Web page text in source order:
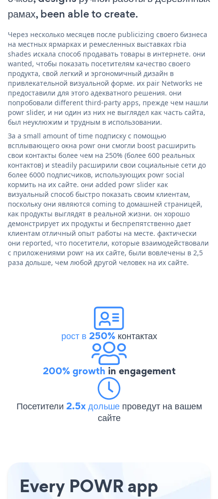
рамах, been able to create.
Через несколько месяцев после publicizing своего бизнеса
на местных ярмарках и ремесленных выставках rbia
shades искала способ продавать товары в интернете. они
wanted, чтобы показать посетителям качество своего
продукта, свой легкий и эргономичный дизайн в
привлекательной визуальной форме. их pair Networks не
предоставили для этого адекватного решения. они
попробовали different third-party apps, прежде чем нашли
powr slider, и ни один из них не выглядел как часть сайта,
был неуклюжим и трудным в использовании.
За a small amount of time подписку с помощью
всплывающего окна powr они смогли boost расширить
свои контакты более чем на 250% (более 600 реальных
контактов) и steadily расширили свои социальные сети до
более 6000 подписчиков, использующих powr social
кормить на их сайте. они added powr slider как
визуальный способ быстро показать своим клиентам,
поскольку они являются coming to домашней страницей,
как продукты выглядят в реальной жизни. он хорошо
демонстрирует их продукты и беспрепятственно дает
клиентам отличный опыт работы на месте. фактически
они reported, что посетители, которые взаимодействовали
с приложениями powr на их сайте, были вовлечены в 2,5
раза дольше, чем любой другой человек на их сайте.
рост в 250%контактах
200% growth in engagement
Посетители 2.5x дольше проведут на вашем
сайте
Every POWR app